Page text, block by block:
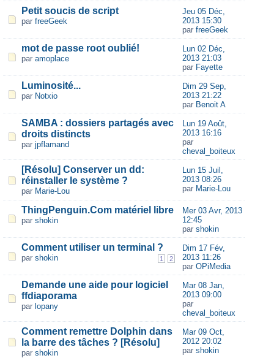
Petit soucis de script
par freeGeek
Jeu 05 Déc,
2013 15:30
par freeGeek
mot de passe root oublié!
par amoplace
Lun 02 Déc,
2013 21:03
par Fayette
Luminosité...
par Notxio
Dim 29 Sep,
2013 21:22
par Benoit A
SAMBA : dossiers partagés avec
droits distincts
par jpflamand
Lun 19 Août,
2013 16:16
par
cheval_boiteux
[Résolu] Conserver un dd:
réinstaller le système ?
par Marie-Lou
Lun 15 Juil,
2013 08:26
par Marie-Lou
ThingPenguin.Com matériel libre
par shokin
Mer 03 Avr, 2013
12:45
par shokin
Comment utiliser un terminal ?
1 2
par shokin
Dim 17 Fév,
2013 11:26
par OPiMedia
Demande une aide pour logiciel
ffdiaporama
par lopany
Mar 08 Jan,
2013 09:00
par
cheval_boiteux
Comment remettre Dolphin dans
la barre des tâches ? [Résolu]
par shokin
Mar 09 Oct,
2012 20:02
par shokin